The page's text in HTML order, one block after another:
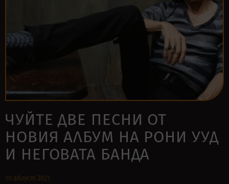
ЧУЙТЕ ДВЕ ПЕСНИ ОТ
НОВИЯ АЛБУМ НА РОНИ УУД
И НЕГОВАТА БАНДА
10 август 2021